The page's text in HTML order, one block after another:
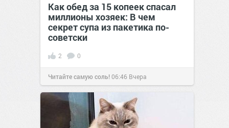
Как обед за 15 копеек спасал
миллионы хозяек: В чем
секрет супа из пакетика по-
советски
2 0
Читайте самую соль!06:46 Вчера